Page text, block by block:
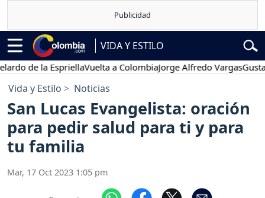
VIDA Y ESTILO
la EspriellaVuelta a ColombiaJorge Alfredo VargasGustavo
Vida y Estilo Noticias
San Lucas Evangelista: oración
para pedir salud para ti y para
tu familia
Mar, 17 Oct 2023 1:05 pm